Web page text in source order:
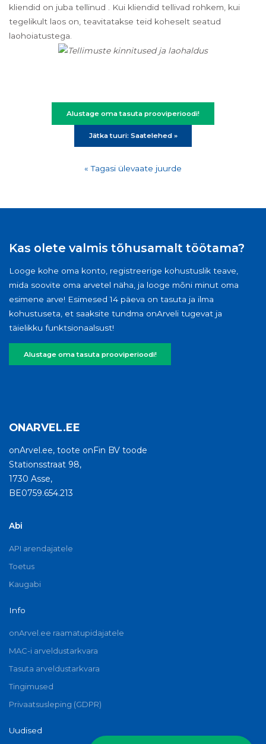
kliendid on juba tellinud . Kui kliendid tellivad rohkem, kui
tegelikult laos on, teavitatakse teid koheselt seatud
laohoiatustega.
Alustage oma tasuta prooviperioodi!
Jätka tuuri: Saatelehed »
« Tagasi ülevaate juurde
Kas olete valmis tõhusamalt töötama?
Looge kohe oma konto, registreerige kohustuslik teave,
mida soovite oma arvetel näha, ja looge mõni minut oma
esimene arve! Esimesed 14 päeva on tasuta ja ilma
kohustuseta, et saaksite tundma onArveli tugevat ja
täielikku funktsionaalsust!
Alustage oma tasuta prooviperioodi!
ONARVEL.EE
onArvel.ee, toote onFin BV toode
Stationsstraat 98,
1730 Asse,
BE0759.654.213
Abi
API arendajatele
Toetus
Kaugabi
Info
onArvel.ee raamatupidajatele
MAC-i arveldustarkvara
Tasuta arveldustarkvara
Tingimused
Privaatsusleping (GDPR)
Uudised